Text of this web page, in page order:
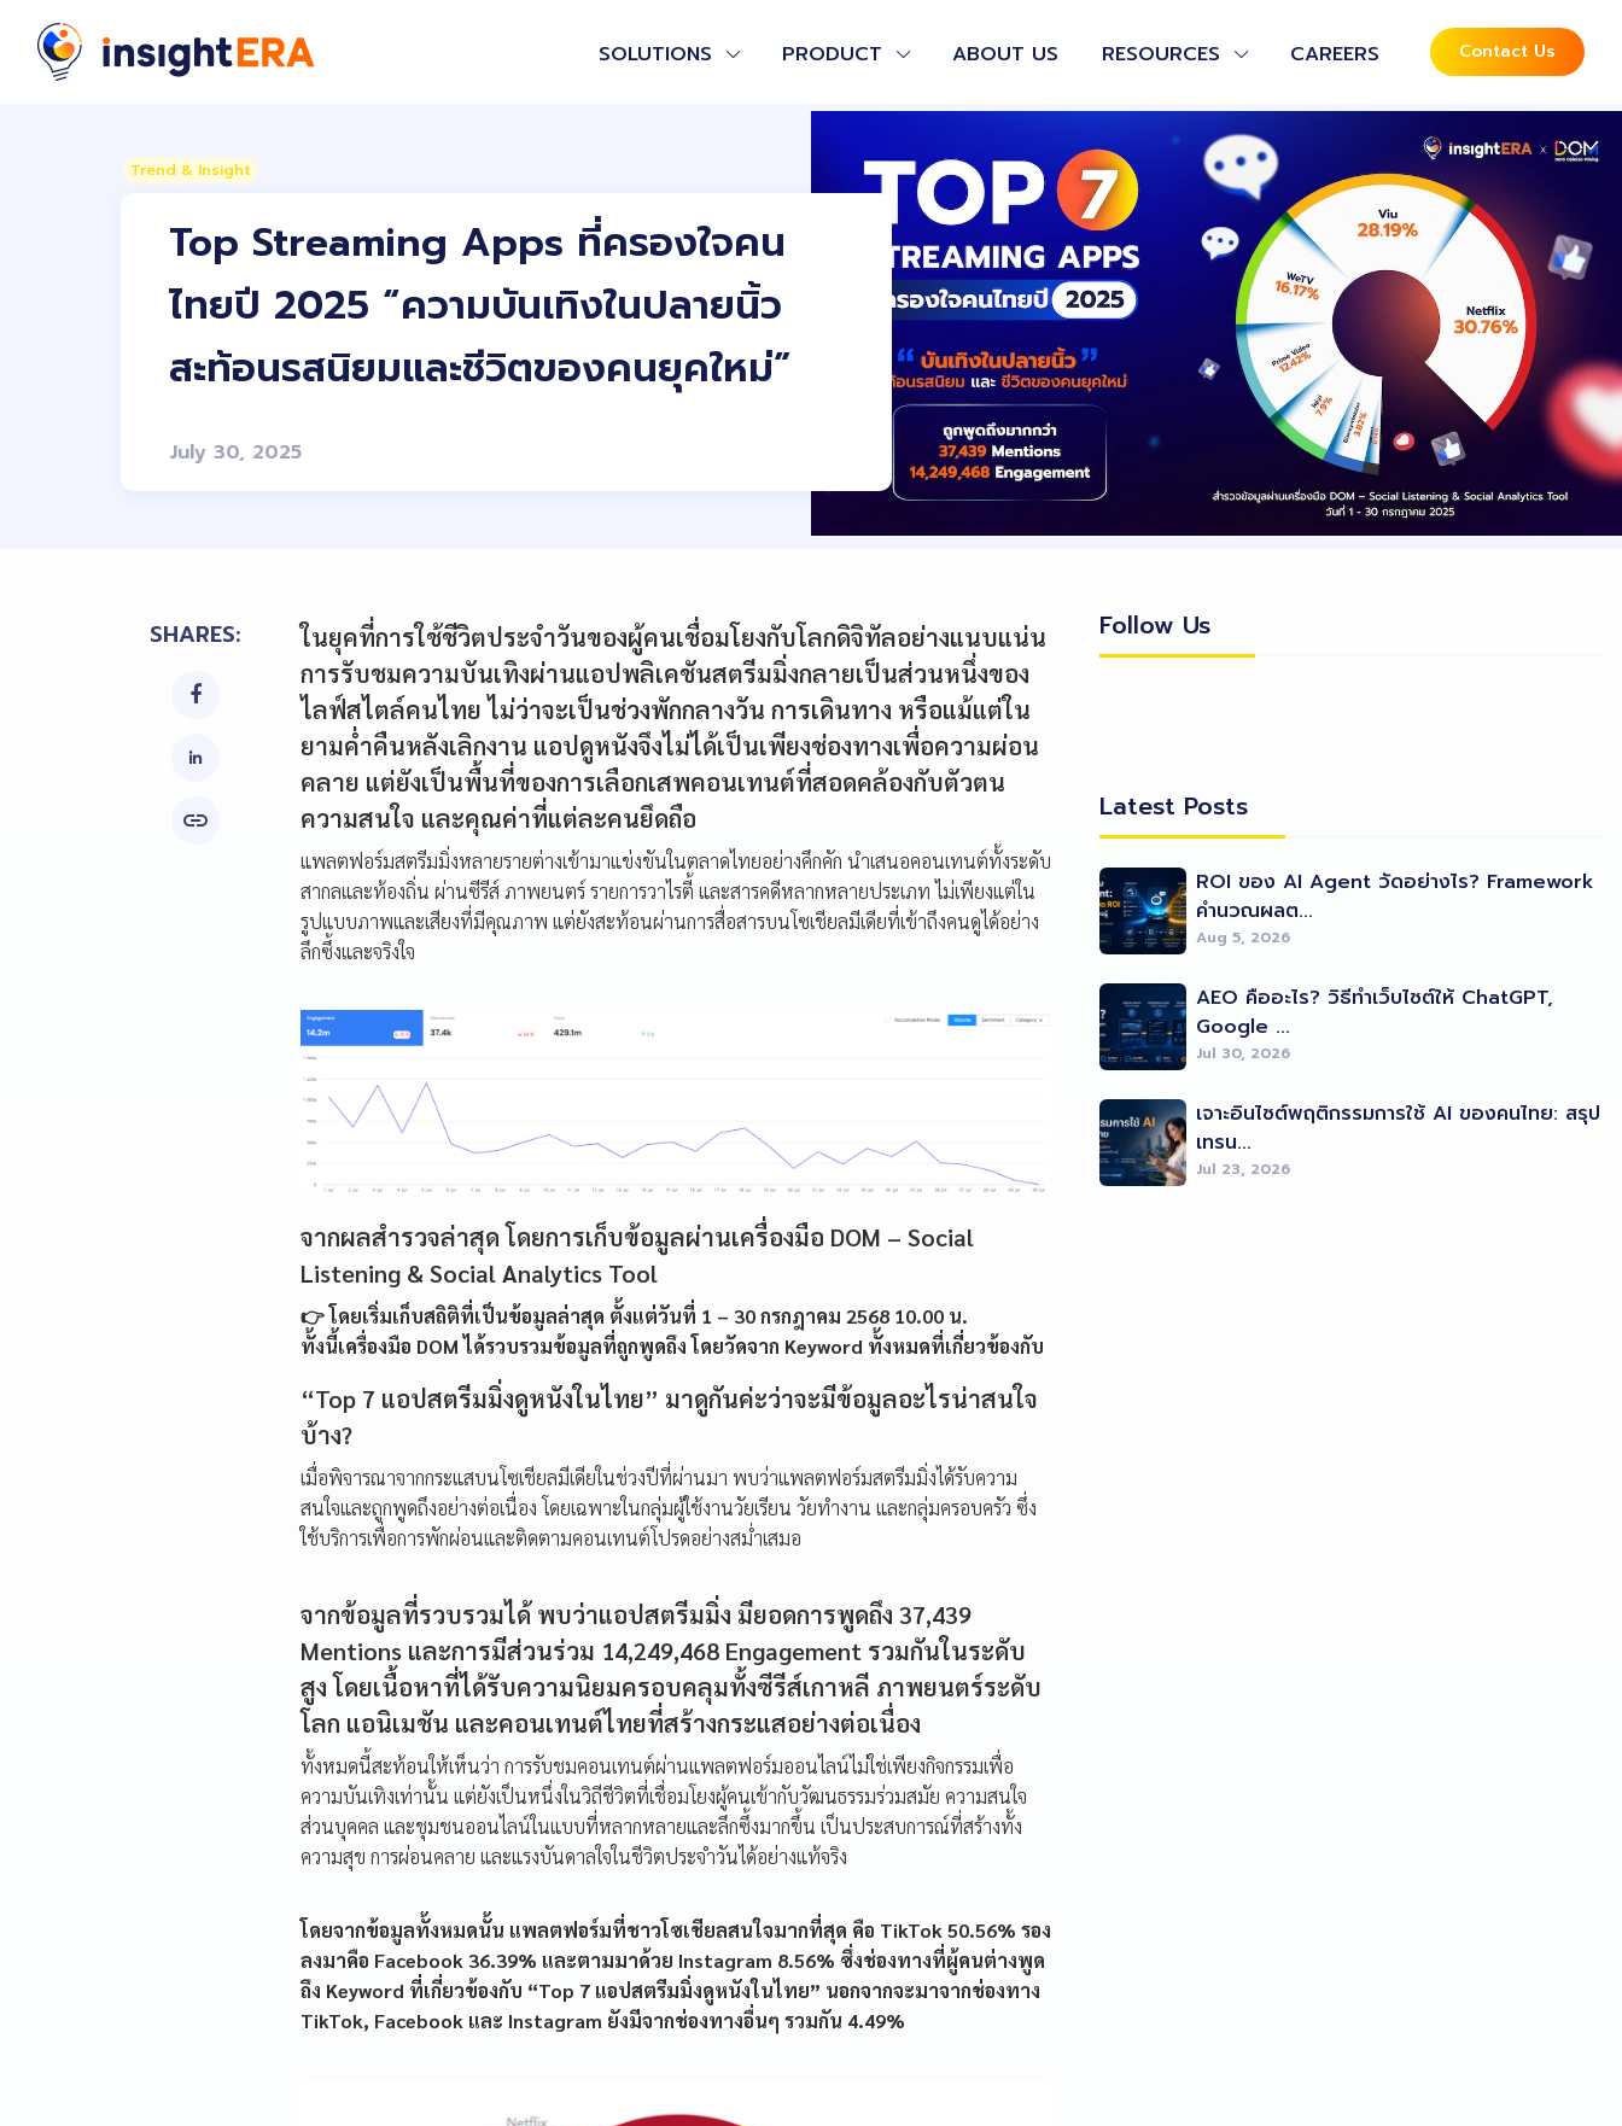
SOLUTIONS PRODUCT ABOUT US RESOURCES CAREERS Contact Us
Trend & Insight
Top Streaming Apps ที่ครองใจคน
ไทยปี 2025 “ความบันเทิงในปลายนิ้ว
สะท้อนรสนิยมและชีวิตของคนยุคใหม่”
July 30, 2025
SHARES:


ในยุคที่การใช้ชีวิตประจำวันของผู้คนเชื่อมโยงกับโลกดิจิทัลอย่างแนบแน่น
การรับชมความบันเทิงผ่านแอปพลิเคชันสตรีมมิ่งกลายเป็นส่วนหนึ่งของ
ไลฟ์สไตล์คนไทย ไม่ว่าจะเป็นช่วงพักกลางวัน การเดินทาง หรือแม้แต่ใน
ยามค่ำคืนหลังเลิกงาน แอปดูหนังจึงไม่ได้เป็นเพียงช่องทางเพื่อความผ่อน
คลาย แต่ยังเป็นพื้นที่ของการเลือกเสพคอนเทนต์ที่สอดคล้องกับตัวตน
ความสนใจ และคุณค่าที่แต่ละคนยึดถือ
แพลตฟอร์มสตรีมมิ่งหลายรายต่างเข้ามาแข่งขันในตลาดไทยอย่างคึกคัก นำเสนอคอนเทนต์ทั้งระดับ
สากลและท้องถิ่น ผ่านซีรีส์ ภาพยนตร์ รายการวาไรตี้ และสารคดีหลากหลายประเภท ไม่เพียงแต่ใน
รูปแบบภาพและเสียงที่มีคุณภาพ แต่ยังสะท้อนผ่านการสื่อสารบนโซเชียลมีเดียที่เข้าถึงคนดูได้อย่าง
ลึกซึ้งและจริงใจ
จากผลสำรวจล่าสุด โดยการเก็บข้อมูลผ่านเครื่องมือ DOM – Social
Listening & Social Analytics Tool
👉 โดยเริ่มเก็บสถิติที่เป็นข้อมูลล่าสุด ตั้งแต่วันที่ 1 – 30 กรกฎาคม 2568 10.00 น.
ทั้งนี้เครื่องมือ DOM ได้รวบรวมข้อมูลที่ถูกพูดถึง โดยวัดจาก Keyword ทั้งหมดที่เกี่ยวข้องกับ
“Top 7 แอปสตรีมมิ่งดูหนังในไทย” มาดูกันค่ะว่าจะมีข้อมูลอะไรน่าสนใจ
บ้าง?
เมื่อพิจารณาจากกระแสบนโซเชียลมีเดียในช่วงปีที่ผ่านมา พบว่าแพลตฟอร์มสตรีมมิ่งได้รับความ
สนใจและถูกพูดถึงอย่างต่อเนื่อง โดยเฉพาะในกลุ่มผู้ใช้งานวัยเรียน วัยทำงาน และกลุ่มครอบครัว ซึ่ง
ใช้บริการเพื่อการพักผ่อนและติดตามคอนเทนต์โปรดอย่างสม่ำเสมอ
จากข้อมูลที่รวบรวมได้ พบว่าแอปสตรีมมิ่ง มียอดการพูดถึง 37,439
Mentions และการมีส่วนร่วม 14,249,468 Engagement รวมกันในระดับ
สูง โดยเนื้อหาที่ได้รับความนิยมครอบคลุมทั้งซีรีส์เกาหลี ภาพยนตร์ระดับ
โลก แอนิเมชัน และคอนเทนต์ไทยที่สร้างกระแสอย่างต่อเนื่อง
ทั้งหมดนี้สะท้อนให้เห็นว่า การรับชมคอนเทนต์ผ่านแพลตฟอร์มออนไลน์ไม่ใช่เพียงกิจกรรมเพื่อ
ความบันเทิงเท่านั้น แต่ยังเป็นหนึ่งในวิถีชีวิตที่เชื่อมโยงผู้คนเข้ากับวัฒนธรรมร่วมสมัย ความสนใจ
ส่วนบุคคล และชุมชนออนไลน์ในแบบที่หลากหลายและลึกซึ้งมากขึ้น เป็นประสบการณ์ที่สร้างทั้ง
ความสุข การผ่อนคลาย และแรงบันดาลใจในชีวิตประจำวันได้อย่างแท้จริง
โดยจากข้อมูลทั้งหมดนั้น แพลตฟอร์มที่ชาวโซเชียลสนใจมากที่สุด คือ TikTok 50.56% รอง
ลงมาคือ Facebook 36.39% และตามมาด้วย Instagram 8.56% ซึ่งช่องทางที่ผู้คนต่างพูด
ถึง Keyword ที่เกี่ยวข้องกับ “Top 7 แอปสตรีมมิ่งดูหนังในไทย” นอกจากจะมาจากช่องทาง
TikTok, Facebook และ Instagram ยังมีจากช่องทางอื่นๆ รวมกัน 4.49%
Follow Us
Latest Posts
ROI ของ AI Agent วัดอย่างไร? Framework
คำนวณผลต...
Aug 5, 2026
AEO คืออะไร? วิธีทำเว็บไซต์ให้ ChatGPT,
Google ...
Jul 30, 2026
เจาะอินไซต์พฤติกรรมการใช้ AI ของคนไทย: สรุป
เทรน...
Jul 23, 2026